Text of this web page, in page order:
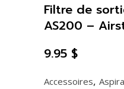
Accessoires,
Filtre de
AS200 –
9.95 $